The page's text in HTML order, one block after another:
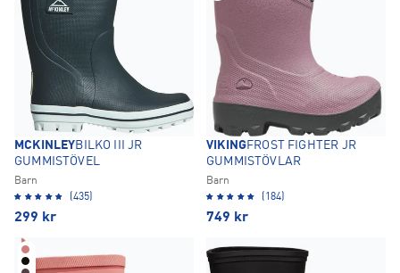
MCKINLEYBILKO III JR
GUMMISTÖVEL
Barn
(435)
299 kr
VIKINGFROST FIGHTER JR
GUMMISTÖVLAR
Barn
(184)
749 kr